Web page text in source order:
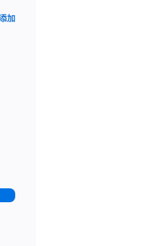
加AppleCare+